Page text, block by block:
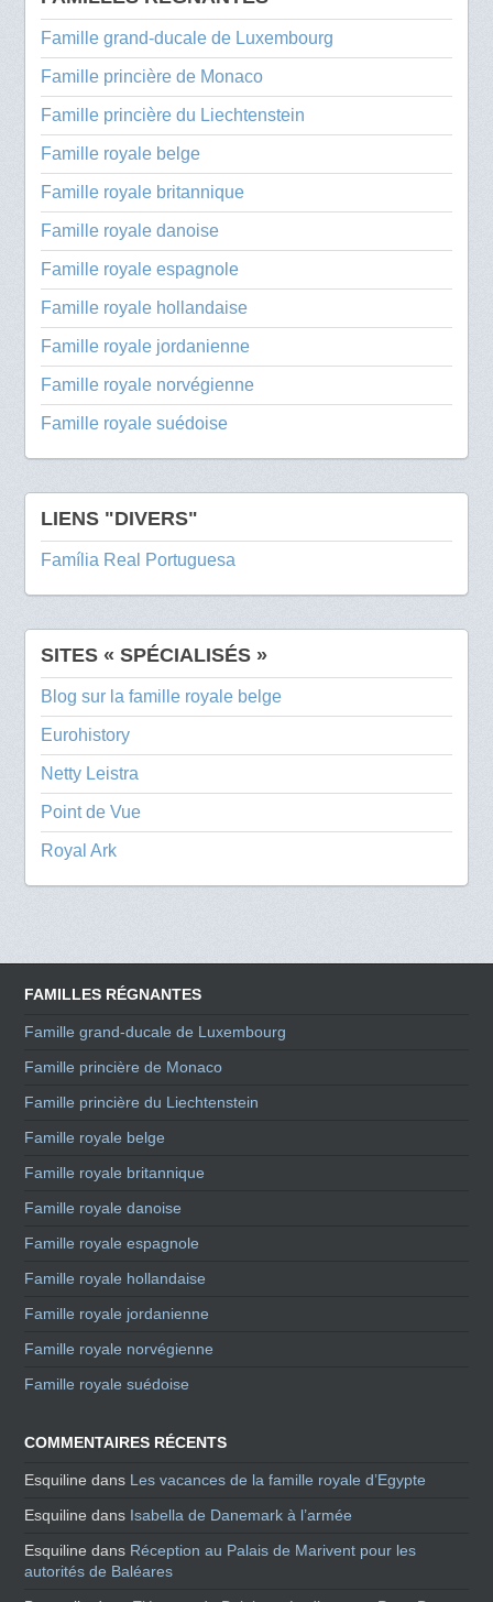
Famille grand-ducale de Luxembourg
Famille princière de Monaco
Famille princière du Liechtenstein
Famille royale belge
Famille royale britannique
Famille royale danoise
Famille royale espagnole
Famille royale hollandaise
Famille royale jordanienne
Famille royale norvégienne
Famille royale suédoise
LIENS "DIVERS"
Família Real Portuguesa
SITES « SPÉCIALISÉS »
Blog sur la famille royale belge
Eurohistory
Netty Leistra
Point de Vue
Royal Ark
FAMILLES RÉGNANTES
Famille grand-ducale de Luxembourg
Famille princière de Monaco
Famille princière du Liechtenstein
Famille royale belge
Famille royale britannique
Famille royale danoise
Famille royale espagnole
Famille royale hollandaise
Famille royale jordanienne
Famille royale norvégienne
Famille royale suédoise
COMMENTAIRES RÉCENTS
Esquiline dans Les vacances de la famille royale d’Egypte
Esquiline dans Isabella de Danemark à l’armée
Esquiline dans Réception au Palais de Marivent pour les
autorités de Baléares